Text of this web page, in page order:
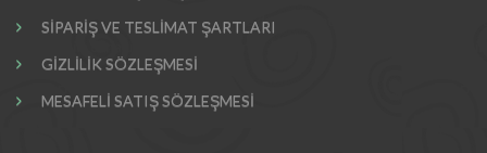
SİPARİŞ VE TESLİMAT ŞARTLARI
GİZLİLİK SÖZLEŞMESİ
MESAFELİ SATIŞ SÖZLEŞMESİ